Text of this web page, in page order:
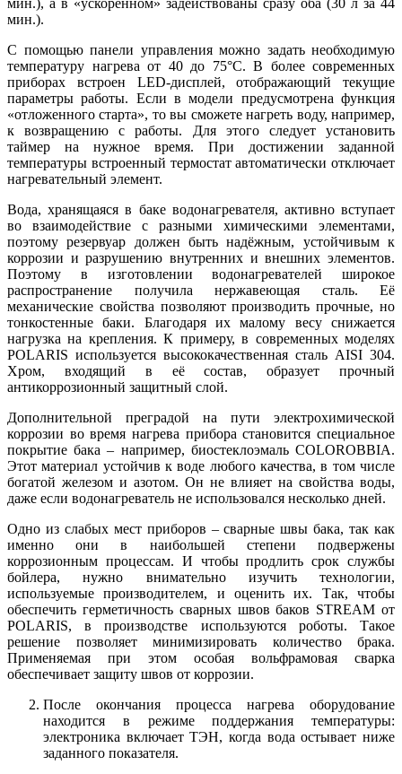
мин.).
С помощью панели управления можно задать необходимую
температуру нагрева от 40 до 75°С. В более современных
приборах встроен LED-дисплей, отображающий текущие
параметры работы. Если в модели предусмотрена функция
«отложенного старта», то вы сможете нагреть воду, например,
к возвращению с работы. Для этого следует установить
таймер на нужное время. При достижении заданной
температуры встроенный термостат автоматически отключает
нагревательный элемент.
Вода, хранящаяся в баке водонагревателя, активно вступает
во взаимодействие с разными химическими элементами,
поэтому резервуар должен быть надёжным, устойчивым к
коррозии и разрушению внутренних и внешних элементов.
Поэтому в изготовлении водонагревателей широкое
распространение получила нержавеющая сталь. Её
механические свойства позволяют производить прочные, но
тонкостенные баки. Благодаря их малому весу снижается
нагрузка на крепления. К примеру, в современных моделях
POLARIS используется высококачественная сталь AISI 304.
Хром, входящий в её состав, образует прочный
антикоррозионный защитный слой.
Дополнительной преградой на пути электрохимической
коррозии во время нагрева прибора становится специальное
покрытие бака – например, биостеклоэмаль COLOROBBIA.
Этот материал устойчив к воде любого качества, в том числе
богатой железом и азотом. Он не влияет на свойства воды,
даже если водонагреватель не использовался несколько дней.
Одно из слабых мест приборов – сварные швы бака, так как
именно они в наибольшей степени подвержены
коррозионным процессам. И чтобы продлить срок службы
бойлера, нужно внимательно изучить технологии,
используемые производителем, и оценить их. Так, чтобы
обеспечить герметичность сварных швов баков STREAM от
POLARIS, в производстве используются роботы. Такое
решение позволяет минимизировать количество брака.
Применяемая при этом особая вольфрамовая сварка
обеспечивает защиту швов от коррозии.
После окончания процесса нагрева оборудование
находится в режиме поддержания температуры:
электроника включает ТЭН, когда вода остывает ниже
заданного показателя.